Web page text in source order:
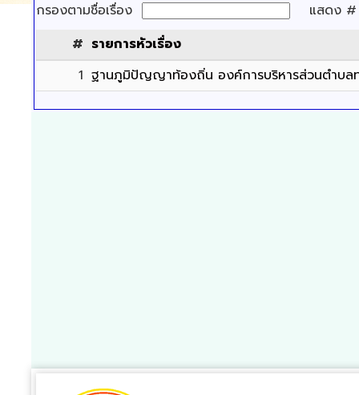
กรองตามชื่อเรื่อง
แสดง
# รายการหัวเรื่อง
1 ฐานภูมิปัญญาท้องถิ่น องค์การบริหารส่วนตำบล